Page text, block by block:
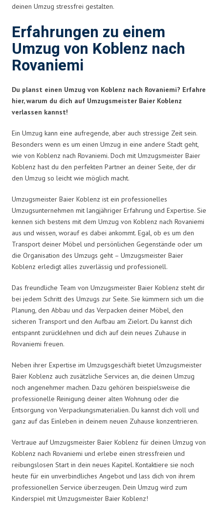
deinen Umzug stressfrei gestalten.
Erfahrungen zu einem
Umzug von Koblenz nach
Rovaniemi
Du planst einen Umzug von Koblenz nach Rovaniemi? Erfahre
hier, warum du dich auf Umzugsmeister Baier Koblenz
verlassen kannst!
Ein Umzug kann eine aufregende, aber auch stressige Zeit sein.
Besonders wenn es um einen Umzug in eine andere Stadt geht,
wie von Koblenz nach Rovaniemi. Doch mit Umzugsmeister Baier
Koblenz hast du den perfekten Partner an deiner Seite, der dir
den Umzug so leicht wie möglich macht.
Umzugsmeister Baier Koblenz ist ein professionelles
Umzugsunternehmen mit langjähriger Erfahrung und Expertise. Sie
kennen sich bestens mit dem Umzug von Koblenz nach Rovaniemi
aus und wissen, worauf es dabei ankommt. Egal, ob es um den
Transport deiner Möbel und persönlichen Gegenstände oder um
die Organisation des Umzugs geht – Umzugsmeister Baier
Koblenz erledigt alles zuverlässig und professionell.
Das freundliche Team von Umzugsmeister Baier Koblenz steht dir
bei jedem Schritt des Umzugs zur Seite. Sie kümmern sich um die
Planung, den Abbau und das Verpacken deiner Möbel, den
sicheren Transport und den Aufbau am Zielort. Du kannst dich
entspannt zurücklehnen und dich auf dein neues Zuhause in
Rovaniemi freuen.
Neben ihrer Expertise im Umzugsgeschäft bietet Umzugsmeister
Baier Koblenz auch zusätzliche Services an, die deinen Umzug
noch angenehmer machen. Dazu gehören beispielsweise die
professionelle Reinigung deiner alten Wohnung oder die
Entsorgung von Verpackungsmaterialien. Du kannst dich voll und
ganz auf das Einleben in deinem neuen Zuhause konzentrieren.
Vertraue auf Umzugsmeister Baier Koblenz für deinen Umzug von
Koblenz nach Rovaniemi und erlebe einen stressfreien und
reibungslosen Start in dein neues Kapitel. Kontaktiere sie noch
heute für ein unverbindliches Angebot und lass dich von ihrem
professionellen Service überzeugen. Dein Umzug wird zum
Kinderspiel mit Umzugsmeister Baier Koblenz!